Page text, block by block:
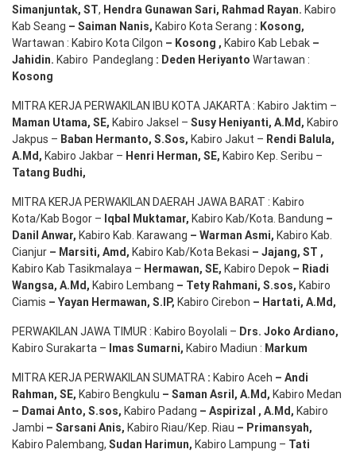
Simanjuntak, ST, Hendra Gunawan Sari, Rahmad Rayan. Kabiro
Kab Seang – Saiman Nanis, Kabiro Kota Serang : Kosong,
Wartawan : Kabiro Kota Cilgon – Kosong , Kabiro Kab Lebak –
Jahidin. Kabiro Pandeglang : Deden Heriyanto Wartawan :
Kosong
MITRA KERJA PERWAKILAN IBU KOTA JAKARTA : Kabiro Jaktim –
Maman Utama, SE, Kabiro Jaksel – Susy Heniyanti, A.Md , Kabiro
Jakpus – Baban Hermanto, S.Sos, Kabiro Jakut – Rendi Balula,
A.Md , Kabiro Jakbar – Henri Herman, SE, Kabiro Kep. Seribu –
Tatang Budhi,
MITRA KERJA PERWAKILAN DAERAH JAWA BARAT : Kabiro
Kota/Kab Bogor – Iqbal Muktamar, Kabiro Kab/Kota. Bandung –
Danil Anwar, Kabiro Kab. Karawang – Warman Asmi, Kabiro Kab.
Cianjur – Marsiti, Amd , Kabiro Kab/Kota Bekasi – Jajang, ST ,
Kabiro Kab Tasikmalaya – Hermawan, SE, Kabiro Depok – Riadi
Wangsa, A.Md , Kabiro Lembang – Tety Rahmani, S.sos, Kabiro
Ciamis – Yayan Hermawan, S.IP, Kabiro Cirebon – Hartati, A.Md ,
PERWAKILAN JAWA TIMUR : Kabiro Boyolali – Drs. Joko Ardiano,
Kabiro Surakarta – Imas Sumarni, Kabiro Madiun : Markum
MITRA KERJA PERWAKILAN SUMATRA : Kabiro Aceh – Andi
Rahman, SE, Kabiro Bengkulu – Saman Asril , A.Md , Kabiro Medan
– Damai Anto, S.sos, Kabiro Padang – Aspirizal , A.Md , Kabiro
Jambi – Sarsani Anis, Kabiro Riau/Kep. Riau – Primansyah,
Kabiro Palembang, Sudan Harimun, Kabiro Lampung – Tati